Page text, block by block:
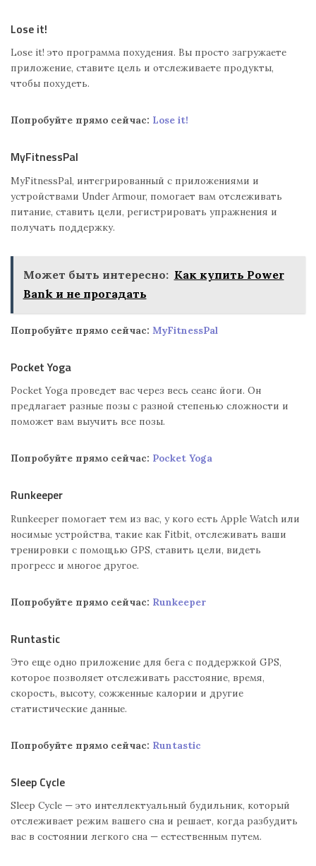
Lose it!
Lose it! это программа похудения. Вы просто загружаете
приложение, ставите цель и отслеживаете продукты,
чтобы похудеть.
Попробуйте прямо сейчас: Lose it!
MyFitnessPal
MyFitnessPal, интегрированный с приложениями и
устройствами Under Armour, помогает вам отслеживать
питание, ставить цели, регистрировать упражнения и
получать поддержку.
Может быть интересно: Как купить Power
Bank и не прогадать
Попробуйте прямо сейчас: MyFitnessPal
Pocket Yoga
Pocket Yoga проведет вас через весь сеанс йоги. Он
предлагает разные позы с разной степенью сложности и
поможет вам выучить все позы.
Попробуйте прямо сейчас: Pocket Yoga
Runkeeper
Runkeeper помогает тем из вас, у кого есть Apple Watch или
носимые устройства, такие как Fitbit, отслеживать ваши
тренировки с помощью GPS, ставить цели, видеть
прогресс и многое другое.
Попробуйте прямо сейчас: Runkeeper
Runtastic
Это еще одно приложение для бега с поддержкой GPS,
которое позволяет отслеживать расстояние, время,
скорость, высоту, сожженные калории и другие
статистические данные.
Попробуйте прямо сейчас: Runtastic
Sleep Cycle
Sleep Cycle — это интеллектуальный будильник, который
отслеживает режим вашего сна и решает, когда разбудить
вас в состоянии легкого сна — естественным путем.